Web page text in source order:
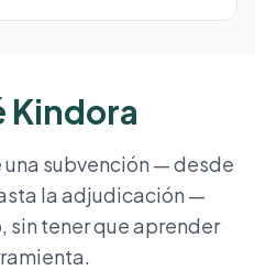
Kindora
subvención — desde
la adjudicación —
tener que aprender